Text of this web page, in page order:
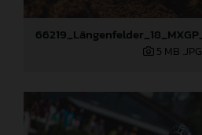
5 MB .JPG